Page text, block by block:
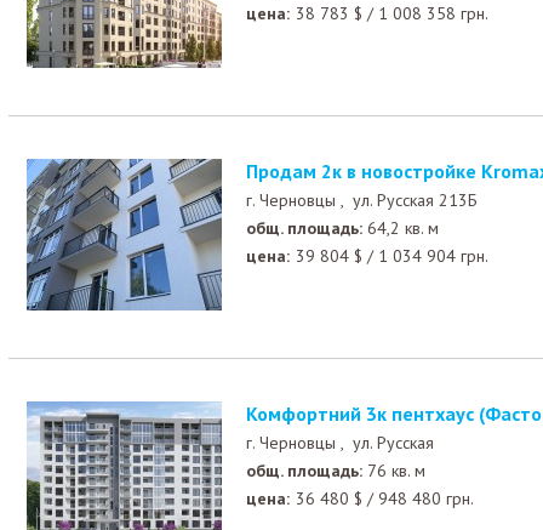
цена: 38 783 $ / 1 008 358 грн.
Продам 2к в новостройке
г. Черновцы , ул. Русская 213Б
общ. площадь: 64,2 кв. м
цена: 39 804 $ / 1 034 904 грн.
Комфортний 3к пентхаус
г. Черновцы , ул. Русская
общ. площадь: 76 кв. м
цена: 36 480 $ / 948 480 грн.